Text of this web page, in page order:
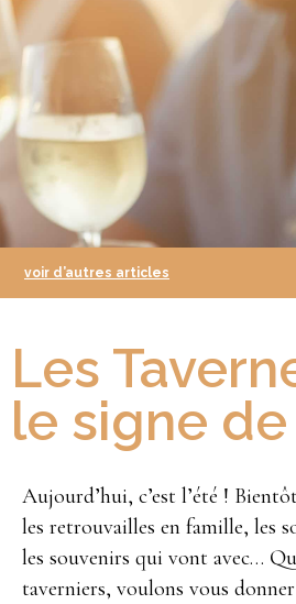
voir d’autres articles
Les
le signe de
Aujourd’hui, c’est l’été !
les retrouvailles en famille, les
les souvenirs qui vont avec…
taverniers, voulons vous